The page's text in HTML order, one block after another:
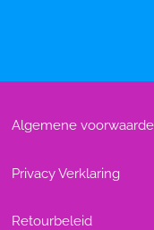
Algemene
Privacy Verklaring
Retourbeleid